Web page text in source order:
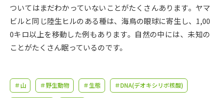
学問発見 学問検索
学問のミニ講義「夢ナビ講義」 学問分野解説
ついてはまだわかっていないことがたくさんあります。ヤマ
ビルと同じ陸生ヒルのある種は、海鳥の眼球に寄生し、1,00
0キロ以上を移動した例もあります。自然の中には、未知の
ことがたくさん眠っているのです。
＃山 ＃野生動物 ＃生態 ＃DNA(デオキシリボ核酸)